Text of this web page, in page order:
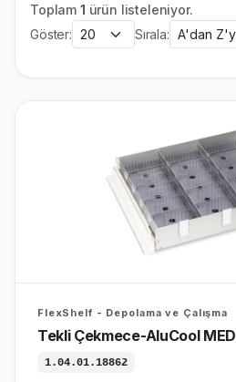
Toplam 1 ürün listeleniyor.
Göster:
Sırala:
FlexShelf - Depolama ve Çalışma
Tekli Çekmece-AluCool MED
1.04.01.18862